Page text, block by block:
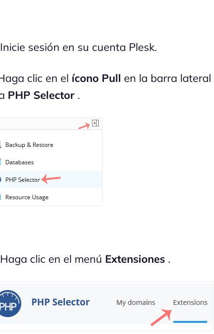
sesión en su cuenta Plesk.
clic en el ícono Pull en la barra
PHP Selector .
clic en el menú Extensiones .